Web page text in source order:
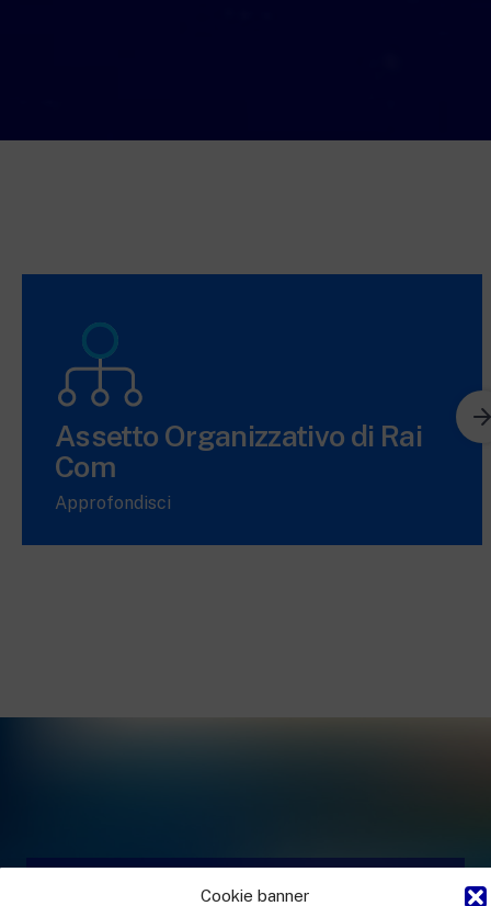
Cookie banner
Assetto Organizzativo di Rai
Com
Approfondisci